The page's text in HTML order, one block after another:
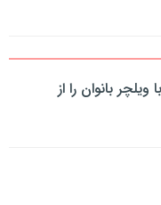
بانوان را از